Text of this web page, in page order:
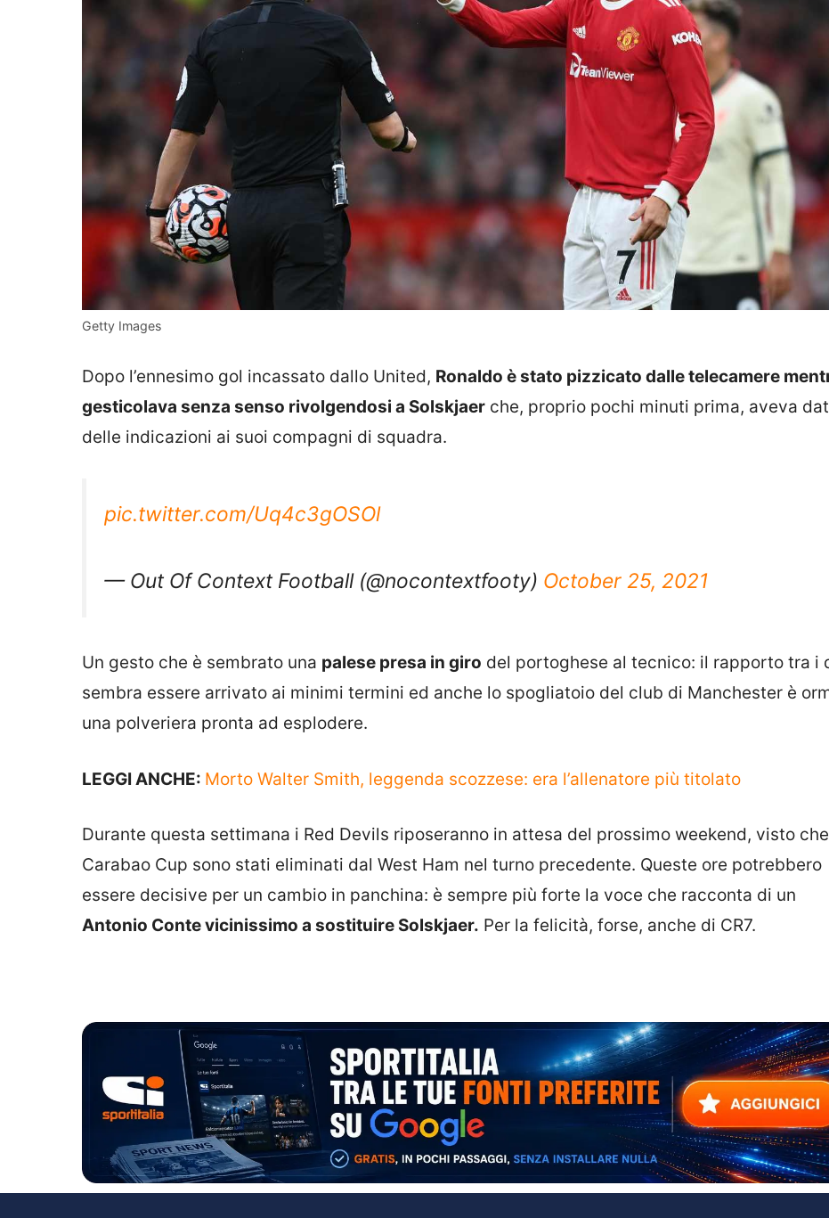
Getty Images
Dopo l’ennesimo gol incassato dallo United, Ronaldo è stato pizzicato dalle telecamere
gesticolava senza senso rivolgendosi a Solskjaer che, proprio pochi minuti prima, aveva
delle indicazioni ai suoi compagni di squadra.
pic.twitter.com/Uq4c3gOSOl
— Out Of Context Football (@nocontextfooty) October 25, 2021
Un gesto che è sembrato una palese presa in giro del portoghese al tecnico: il rapporto tra i
sembra essere arrivato ai minimi termini ed anche lo spogliatoio del club di Manchester è
una polveriera pronta ad esplodere.
LEGGI ANCHE: Morto Walter Smith, leggenda scozzese: era l’allenatore più titolato
Durante questa settimana i Red Devils riposeranno in attesa del prossimo weekend, visto
Carabao Cup sono stati eliminati dal West Ham nel turno precedente. Queste ore potrebbero
essere decisive per un cambio in panchina: è sempre più forte la voce che racconta di un
Antonio Conte vicinissimo a sostituire Solskjaer. Per la felicità, forse, anche di CR7.